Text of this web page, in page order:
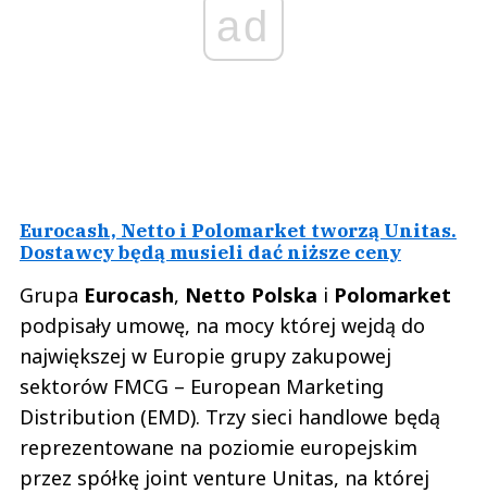
ad
Eurocash, Netto i Polomarket tworzą Unitas.
Dostawcy będą musieli dać niższe ceny
Grupa Eurocash, Netto Polska i Polomarket
podpisały umowę, na mocy której wejdą do
największej w Europie grupy zakupowej
sektorów FMCG – European Marketing
Distribution (EMD). Trzy sieci handlowe będą
reprezentowane na poziomie europejskim
przez spółkę joint venture Unitas, na której